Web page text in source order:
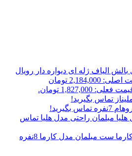
بالش الیاف ژله ای دیواره دار رویال
قیمت اصلی: 2,184,000 تومان
فعلی: 1,827,000 تومان.
تماس بگیرید!
7نفره
تماس بگیرید!
مبلمان راحتی مدل هلیا تماس
ست مبلمان مدل کارما 8نفره